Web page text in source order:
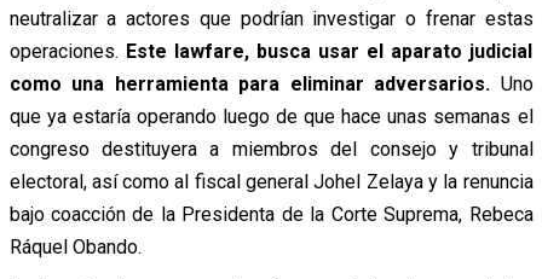
neutralizar a actores que podrían investigar o frenar estas
operaciones. Este lawfare, busca usar el aparato judicial
como una herramienta para eliminar adversarios. Uno
que ya estaría operando luego de que hace unas semanas el
congreso destituyera a miembros del consejo y tribunal
electoral, así como al fiscal generalJohel Zelaya y la renuncia
bajo coacción de la Presidenta de la Corte Suprema, Rebeca
Ráquel Obando.